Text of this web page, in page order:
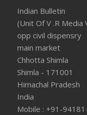
Indian Bulletin
(Unit Of V .R Media
opp civil dispensry
main market
Chhotta Shimla
Shimla - 171001
Himachal Pradesh
India
Mobile : +91-